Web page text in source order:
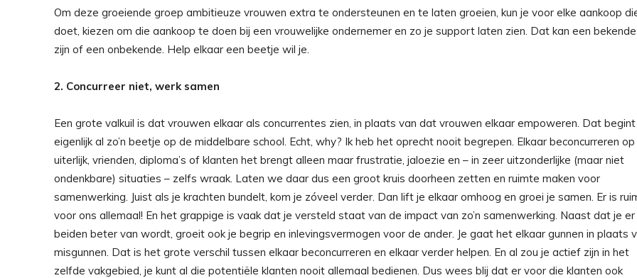
Om deze groeiende groep ambitieuze vrouwen extra te ondersteunen en te laten groeien, kun je voor elke aankoop
doet, kiezen om die aankoop te doen bij een vrouwelijke ondernemer en zo je support laten zien. Dat kan een bekende
zijn of een onbekende. Help elkaar een beetje wil je.
2. Concurreer niet, werk samen
Een grote valkuil is dat vrouwen elkaar als concurrentes zien, in plaats van dat vrouwen elkaar empoweren. Dat begint
eigenlijk al zo’n beetje op de middelbare school. Echt, why? Ik heb het oprecht nooit begrepen. Elkaar beconcurreren op
uiterlijk, vrienden, diploma’s of klanten het brengt alleen maar frustratie, jaloezie en – in zeer uitzonderlijke (maar niet
ondenkbare) situaties – zelfs wraak. Laten we daar dus een groot kruis doorheen zetten en ruimte maken voor
samenwerking. Juist als je krachten bundelt, kom je zóveel verder. Dan lift je elkaar omhoog en groei je samen. Er is
voor ons allemaal! En het grappige is vaak dat je versteld staat van de impact van zo’n samenwerking. Naast dat je er
beiden beter van wordt, groeit ook je begrip en inlevingsvermogen voor de ander. Je gaat het elkaar gunnen in plaats
misgunnen. Dat is het grote verschil tussen elkaar beconcurreren en elkaar verder helpen. En al zou je actief zijn in het
zelfde vakgebied, je kunt al die potentiële klanten nooit allemaal bedienen. Dus wees blij dat er voor die klanten ook